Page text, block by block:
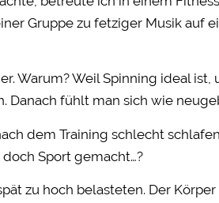
Gruppe zu fetziger Musik auf
Warum? Weil Spinning ideal ist,
Danach fühlt man sich wie
dem Training schlecht
Sport gemacht…?
zu hoch belasteten. Der